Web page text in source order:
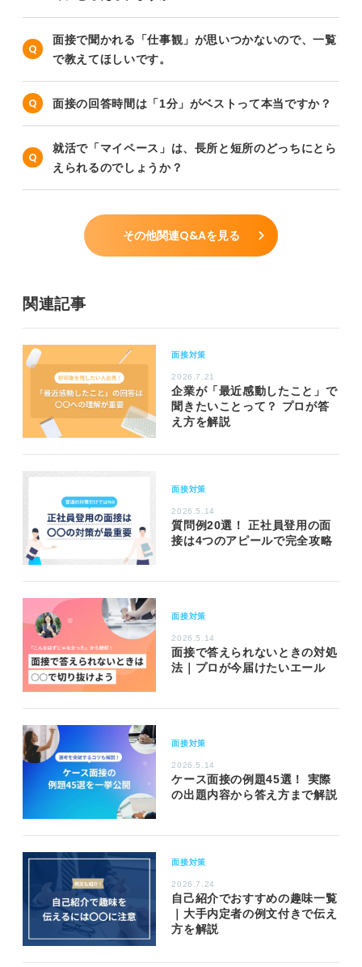
面接で聞かれる「仕事観」が思いつかないので、一覧
で教えてほしいです。
面接の回答時間は「1分」がベストって本当ですか？
就活で「マイペース」は、長所と短所のどっちにとら
えられるのでしょうか？
その他関連Q&Aを見る
関連記事
面接対策
2026.7.21
企業が「最近感動したこと」で
聞きたいことって？ プロが答
え方を解説
面接対策
2026.5.14
質問例20選！ 正社員登用の面
接は4つのアピールで完全攻略
面接対策
2026.5.14
面接で答えられないときの対処
法｜プロが今届けたいエール
面接対策
2026.5.14
ケース面接の例題45選！ 実際
の出題内容から答え方まで解説
面接対策
2026.7.24
自己紹介でおすすめの趣味一覧
｜大手内定者の例文付きで伝え
方を解説